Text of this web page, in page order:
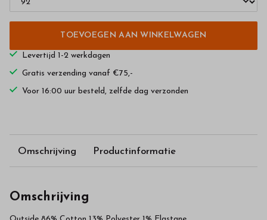
TOEVOEGEN AAN WINKELWAGEN
Levertijd 1-2 werkdagen
Gratis verzending vanaf €75,-
Voor 16:00 uur besteld, zelfde dag verzonden
Omschrijving Productinformatie
Omschrijving